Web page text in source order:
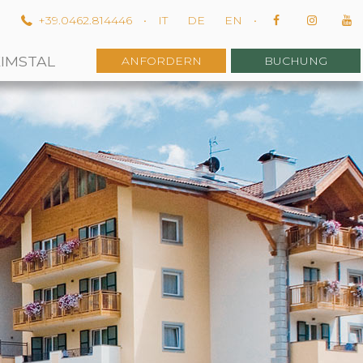
+39.0462.814446 • IT DE EN •
ANFORDERN BUCHUNG